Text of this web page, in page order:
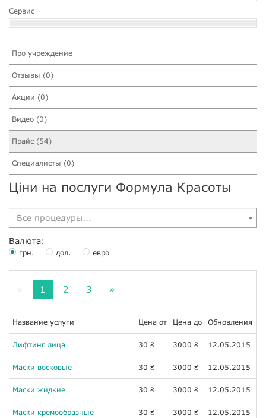
Сервис
Про учреждение
Отзывы (0)
Акции (0)
Видео (0)
Прайс (54)
Специалисты (0)
Ціни на послуги Формула Красоты
Все процедуры...
Валюта:
грн. дол. евро
1 2 3 »
Название услуги Цена от Цена до Обновления
Лифтинг лица 30 ₴ 3000 ₴ 12.05.2015
Маски восковые 30 ₴ 3000 ₴ 12.05.2015
Маски жидкие 30 ₴ 3000 ₴ 12.05.2015
Маски кремообразные 30 ₴ 3000 ₴ 12.05.2015